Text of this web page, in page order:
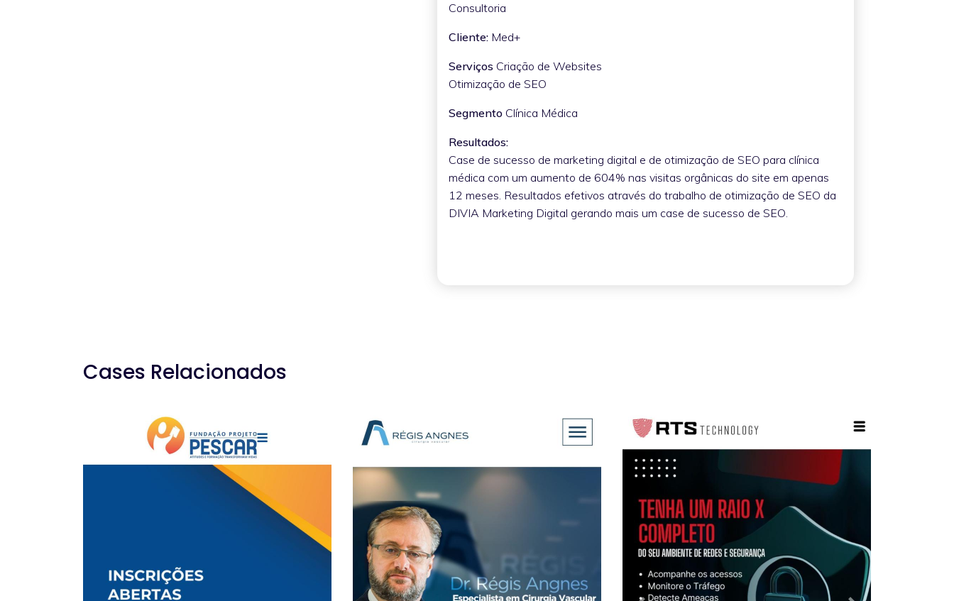
Consultoria
Cliente: Med+
Serviços Criação de Websites
Otimização de SEO
Segmento Clínica Médica
Resultados:
Case de sucesso de marketing digital e de otimização de SEO para clínica
médica com um aumento de 604% nas visitas orgânicas do site em apenas
12 meses. Resultados efetivos através do trabalho de otimização de SEO da
DIVIA Marketing Digital gerando mais um case de sucesso de SEO.
Cases Relacionados